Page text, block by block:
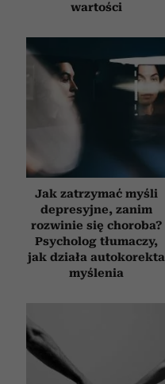
wartości
Jak zatrzymać myśli
depresyjne, zanim
rozwinie się choroba?
Psycholog tłumaczy,
jak działa autokorekta
myślenia